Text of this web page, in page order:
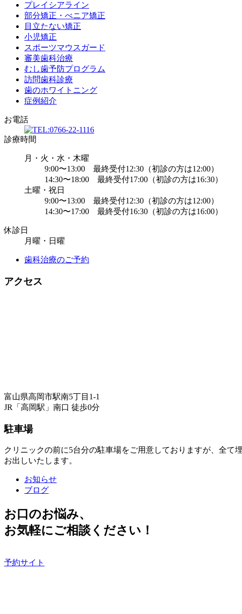
プレイシアライン
部分矯正・べニア矯正
目立たない矯正
小児矯正
スポーツマウスガード
審美歯科治療
むし歯予防プログラム
訪問歯科診療
歯のホワイトニング
症例紹介
お電話
診療時間
月・火・水・木曜
9:00〜13:00 最終受付12:30（初診の方は12:00）
14:30〜18:00 最終受付17:00（初診の方は16:30）
土曜・祝日
9:00〜13:00 最終受付12:30（初診の方は12:00）
14:30〜17:00 最終受付16:30（初診の方は16:00）
休診日
月曜・日曜
歯科治療のご予約
アクセス
富山県高岡市駅南5丁目1-1
JR「高岡駅」南口 徒歩0分
駐車場
クリニックの前に5台分の駐車場をご用意しておりますが、全
お出しいたします。
お知らせ
ブログ
お口のお悩み、
お気軽にご相談ください！
予約サイト